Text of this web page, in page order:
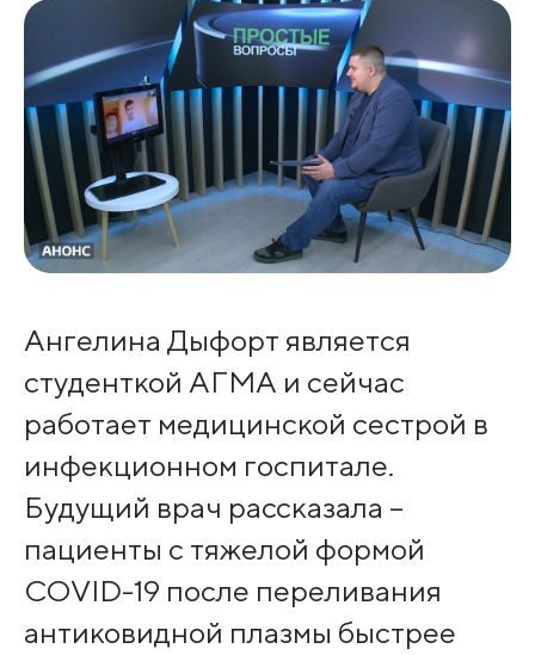
Ангелина Дыфорт является
студенткой АГМА и сейчас
работает медицинской сестрой в
инфекционном госпитале.
Будущий врач рассказала –
пациенты c тяжелой формой
COVID-19 после переливания
антиковидной плазмы быстрее